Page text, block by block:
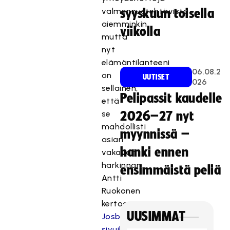
valmennustehtävistä
aiemminkin,
mutta
nyt
elämäntilanteeni
on
sellainen,
että
se
mahdollisti
asian
vakavan
harkinnan,
Antti
Ruokonen
kertoo
Josban
syyskuun toisella
viikolla
UUTISET
06.08.2
026
Pelipassit kaudelle
2026–27 nyt
myynnissä –
hanki ennen
ensimmäistä peliä
UUSIMMAT